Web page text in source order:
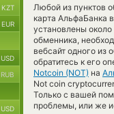
Любой из пунктов
карта АльфаБанка
установлены
обменника,
вебсайт одного
обратитесь к его
Notcoin (NOT) на
Not coin
Только с вашей
проблемы, или же
KZT
EUR
USD
RUB
USD